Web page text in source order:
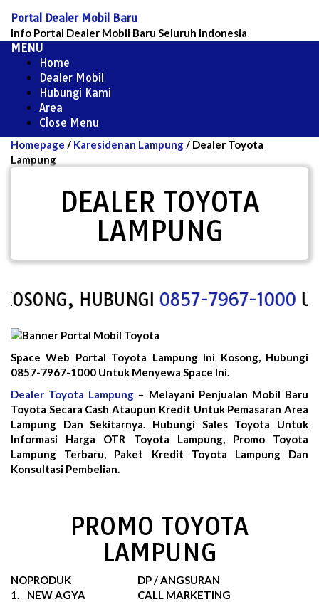
content
Portal Dealer Mobil Baru
Info Portal Dealer Mobil Baru Seluruh Indonesia
MENU
Home
Dealer Mobil
Hubungi Kami
Area
Close Menu
Homepage / Karesidenan Lampung/ Dealer Toyota
Lampung
DEALER TOYOTA
LAMPUNG
HUBUNGI0857-7967-1000UNTUK
Space Web Portal Toyota Lampung Ini Kosong, Hubungi
0857-7967-1000 Untuk Menyewa Space Ini.
Dealer Toyota Lampung – Melayani Penjualan Mobil Baru
Toyota Secara Cash Ataupun Kredit Untuk Pemasaran Area
Lampung Dan Sekitarnya. Hubungi Sales Toyota Untuk
Informasi Harga OTR Toyota Lampung, Promo Toyota
Lampung Terbaru, Paket Kredit Toyota Lampung Dan
Konsultasi Pembelian.
PROMO TOYOTA
LAMPUNG
NOPRODUK
DP / ANGSURAN
1.
NEW AGYA
CALL MARKETING